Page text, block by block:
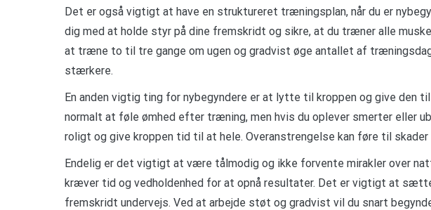
Det er også vigtigt at have en struktureret træningsplan, når du er
dig med at holde styr på dine fremskridt og sikre, at du træner alle
at træne to til tre gange om ugen og gradvist øge antallet af
stærkere.
En anden vigtig ting for nybegyndere er at lytte til kroppen og give
normalt at føle ømhed efter træning, men hvis du oplever smerter eller
roligt og give kroppen tid til at hele. Overanstrengelse kan føre til
Endelig er det vigtigt at være tålmodig og ikke forvente mirakler over
kræver tid og vedholdenhed for at opnå resultater. Det er vigtigt at
fremskridt undervejs. Ved at arbejde støt og gradvist vil du snart